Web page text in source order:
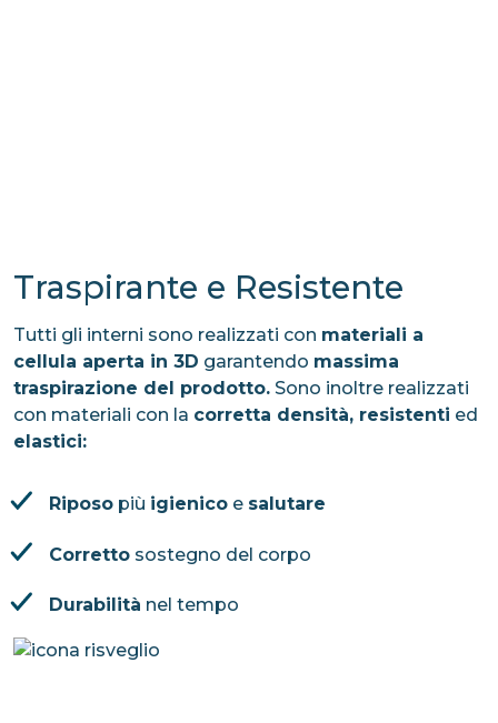
Traspirante e Resistente
Tutti gli interni sono realizzati con materiali a
cellula aperta in 3D garantendo massima
traspirazione del prodotto. Sono inoltre realizzati
con materiali con la corretta densità, resistenti ed
elastici:
Riposo più igienico e salutare
Corretto sostegno del corpo
Durabilità nel tempo